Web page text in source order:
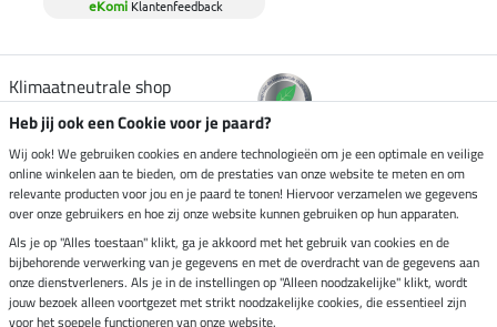
eKomi Klantenfeedback
Klimaatneutrale shop
Verzending per
Veilig betalen met
Heb jij ook een Cookie voor je paard?
Wij ook! We gebruiken cookies en andere technologieën om je een optimale en veilige
online winkelen aan te bieden, om de prestaties van onze website te meten en om
relevante producten voor jou en je paard te tonen! Hiervoor verzamelen we gegevens
over onze gebruikers en hoe zij onze website kunnen gebruiken op hun apparaten.
Als je op "Alles toestaan" klikt, ga je akkoord met het gebruik van cookies en de
bijbehorende verwerking van je gegevens en met de overdracht van de gegevens aan
onze dienstverleners. Als je in de instellingen op "Alleen noodzakelijke" klikt, wordt
jouw bezoek alleen voortgezet met strikt noodzakelijke cookies, die essentieel zijn
voor het soepele functioneren van onze website.